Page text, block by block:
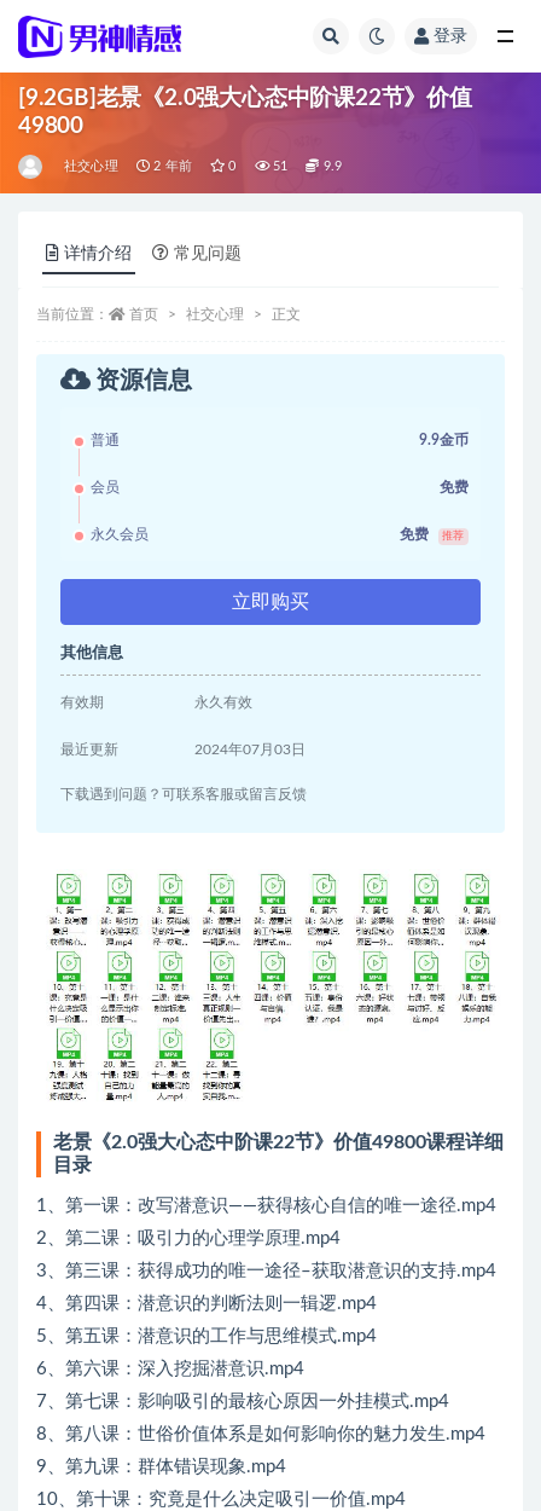
登录
[9.2GB]老景《2.0强大心态中阶课22节》价值
49800
社交心理 2 年前 0 51 9.9
详情介绍 常见问题
当前位置： 首页 社交心理 正文
资源信息
普通 9.9金币
会员 免费
永久会员 免费 推荐
立即购买
其他信息
有效期 永久有效
最近更新 2024年07月03日
下载遇到问题？可联系客服或留言反馈
老景《2.0强大心态中阶课22节》价值49800课程详细
目录
1、第一课：改写潜意识——获得核心自信的唯一途径.mp4
2、第二课：吸引力的心理学原理.mp4
3、第三课：获得成功的唯一途径–获取潜意识的支持.mp4
4、第四课：潜意识的判断法则一辑逻.mp4
5、第五课：潜意识的工作与思维模式.mp4
6、第六课：深入挖掘潜意识.mp4
7、第七课：影响吸引的最核心原因一外挂模式.mp4
8、第八课：世俗价值体系是如何影响你的魅力发生.mp4
9、第九课：群体错误现象.mp4
10、第十课：究竟是什么决定吸引一价值.mp4